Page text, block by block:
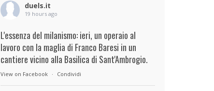
duels.it
19 hours ago
L'essenza del milanismo: ieri, un operaio al
lavoro con la maglia di Franco Baresi in un
cantiere vicino alla Basilica di Sant'Ambrogio.
View on Facebook · Condividi